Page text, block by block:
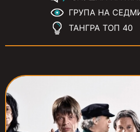
ГРУПА НА
ТАНГРА ТОП 40